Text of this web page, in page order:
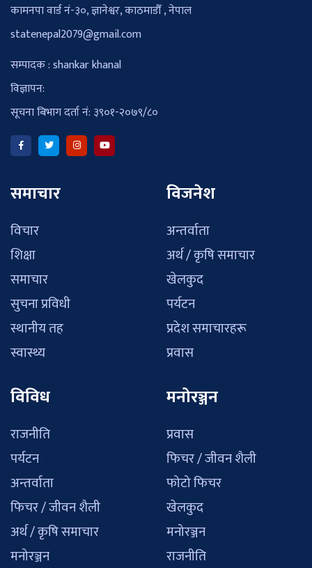
कामनपा वार्ड नं-३०, ज्ञानेश्वर, काठमाडौँ , नेपाल
statenepal2079@gmail.com
सम्पादक : shankar khanal
विज्ञापन:
सूचना बिभाग दर्ता नं: ३९०१-२०७९/८०
समाचार
विचार
शिक्षा
समाचार
सुचना प्रविधी
स्थानीय तह
स्वास्थ्य
विजनेश
अन्तर्वाता
अर्थ / कृषि समाचार
खेलकुद
पर्यटन
प्रदेश समाचारहरू
प्रवास
विविध
राजनीति
पर्यटन
अन्तर्वाता
फिचर / जीवन शैली
अर्थ / कृषि समाचार
मनोरञ्जन
मनोरञ्जन
प्रवास
फिचर / जीवन शैली
फोटो फिचर
खेलकुद
मनोरञ्जन
राजनीति